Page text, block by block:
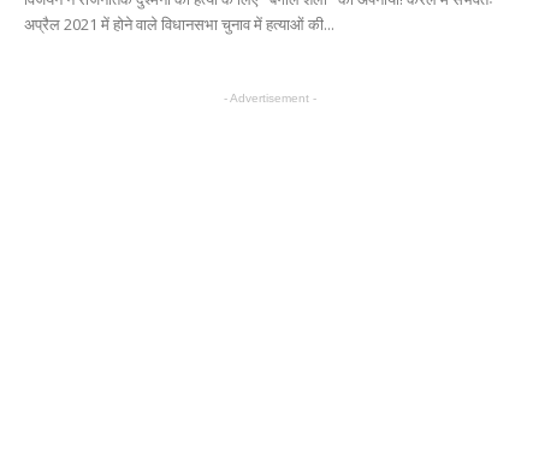
अप्रैल 2021 में होने वाले विधानसभा चुनाव में हत्याओं की...
- Advertisement -